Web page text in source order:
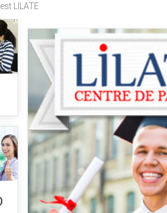
LILATE